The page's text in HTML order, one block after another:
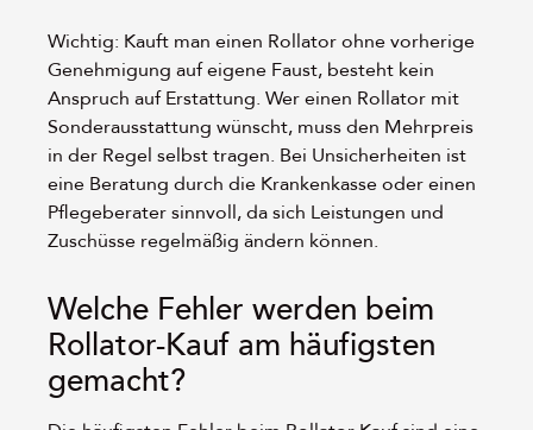
Wichtig: Kauft man einen Rollator ohne vorherige
Genehmigung auf eigene Faust, besteht kein
Anspruch auf Erstattung. Wer einen Rollator mit
Sonderausstattung wünscht, muss den Mehrpreis
in der Regel selbst tragen. Bei Unsicherheiten ist
eine Beratung durch die Krankenkasse oder einen
Pflegeberater sinnvoll, da sich Leistungen und
Zuschüsse regelmäßig ändern können.
Welche Fehler werden beim
Rollator-Kauf am häufigsten
gemacht?